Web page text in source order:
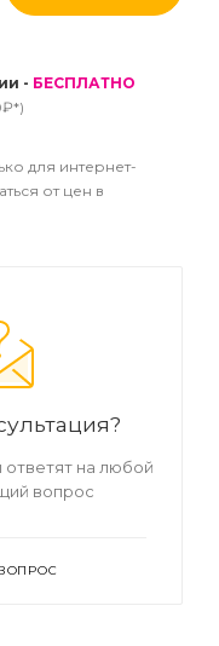
- БЕСПЛАТНО
для интернет-
от цен в
на любой
вопрос